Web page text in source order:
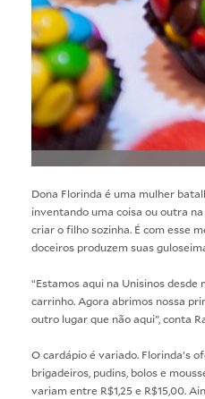
Dona Florinda é uma mulher
inventando uma coisa ou outra
criar o filho sozinha. É com esse
doceiros produzem suas
“Estamos aqui na Unisinos desde
carrinho. Agora abrimos nossa
outro lugar que não aqui”, conta
O cardápio é variado. Florinda’s
brigadeiros, pudins, bolos e
variam entre R$1,25 e R$15,00.